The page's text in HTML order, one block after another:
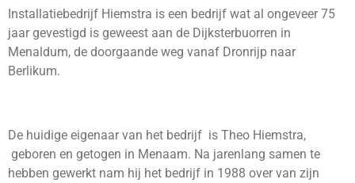
Installatiebedrijf Hiemstra is een bedrijf wat al ongeveer 75
jaar gevestigd is geweest aan de Dijksterbuorren in
Menaldum, de doorgaande weg vanaf Dronrijp naar
Berlikum.
De huidige eigenaar van het bedrijf is Theo Hiemstra,
geboren en getogen in Menaam. Na jarenlang samen te
hebben gewerkt nam hij het bedrijf in 1988 over van zijn